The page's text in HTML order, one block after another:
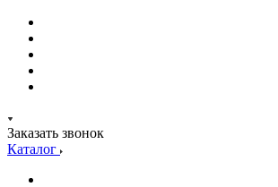
Заказать звонок
Каталог